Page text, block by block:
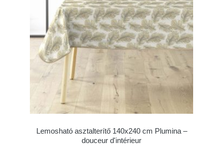
Lemosható asztalterítő 140x240 cm Plumina –
douceur d'intérieur